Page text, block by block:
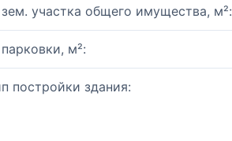
участка общего имущества, м²:
м²:
постройки здания: